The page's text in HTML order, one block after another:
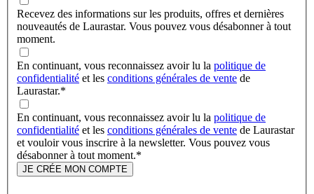
Recevez des informations sur les produits, offres et dernières
nouveautés de Laurastar. Vous pouvez vous désabonner à tout
moment.
En continuant, vous reconnaissez avoir lu la politique de
confidentialité et les conditions générales de vente de
Laurastar.*
En continuant, vous reconnaissez avoir lu la politique de
confidentialité et les conditions générales de vente de Laurastar
et vouloir vous inscrire à la newsletter. Vous pouvez vous
désabonner à tout moment.*
JE CRÉE MON COMPTE